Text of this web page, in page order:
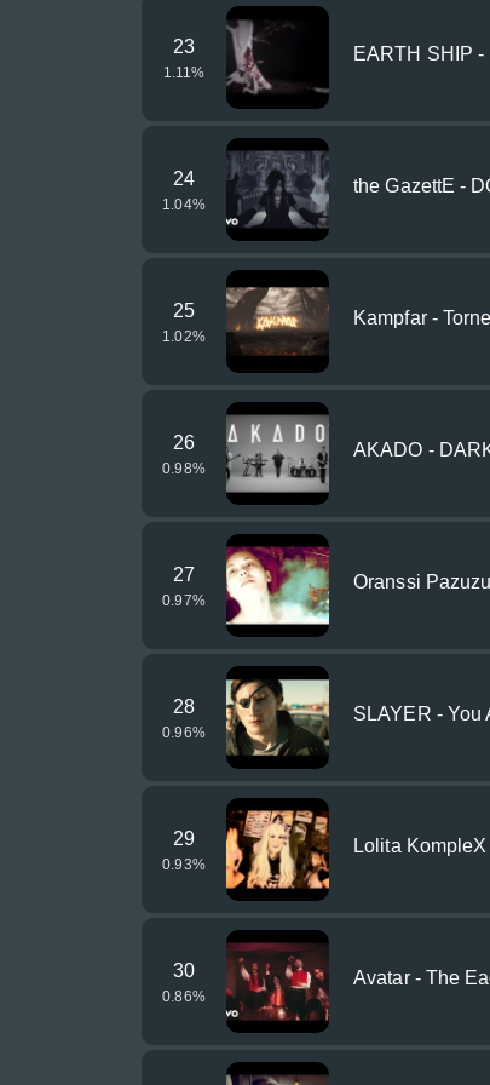
23
1.11%
EARTH SHIP
24
1.04%
the GazettE -
25
1.02%
Kampfar -
26
0.98%
AKADO -
27
0.97%
Oranssi
28
0.96%
SLAYER - You
29
0.93%
Lolita
30
0.86%
Avatar - The